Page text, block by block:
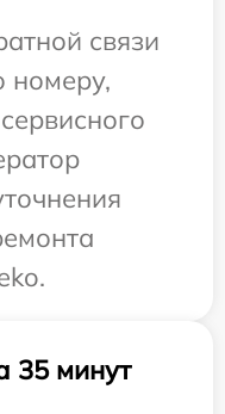
связи
номеру,
35 минут